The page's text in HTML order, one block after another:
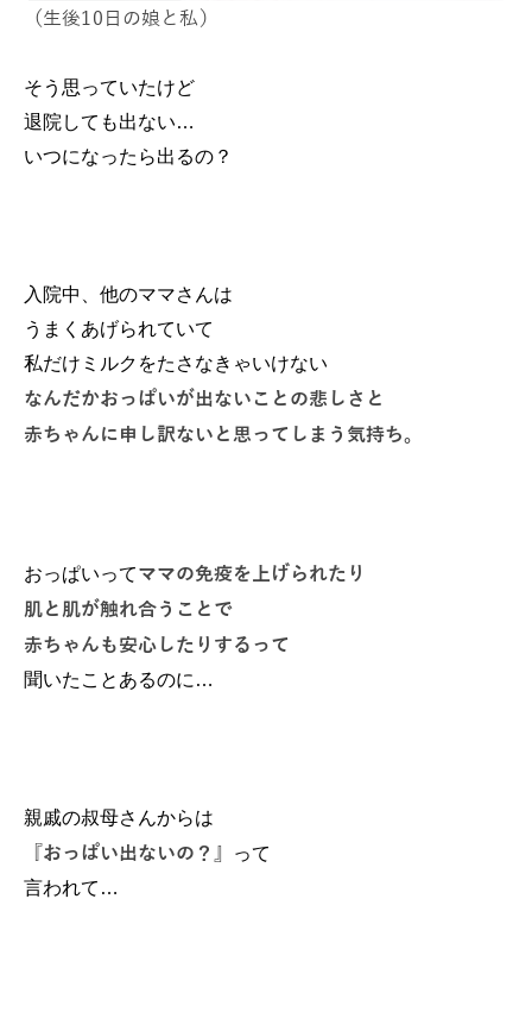
（生後10日の娘と私）
そう思っていたけど
退院しても出ない…
いつになったら出るの？
入院中、他のママさんは
うまくあげられていて
私だけミルクをたさなきゃいけない
なんだかおっぱいが出ないことの悲しさと
赤ちゃんに申し訳ないと思ってしまう気持ち。
おっぱいってママの免疫を上げられたり
肌と肌が触れ合うことで
赤ちゃんも安心したりするって
聞いたことあるのに…
親戚の叔母さんからは
『おっぱい出ないの？』
って
言われて…